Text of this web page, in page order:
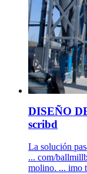
DISEÑO
scribd
La solución
... com/
molino. ... imo